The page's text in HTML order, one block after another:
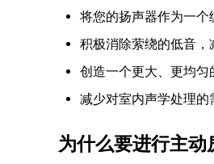
将您的扬声器作为一
积极消除萦绕的低音，
创造一个更大、更均匀
减少对室内声学处理的
为什么要进行主动